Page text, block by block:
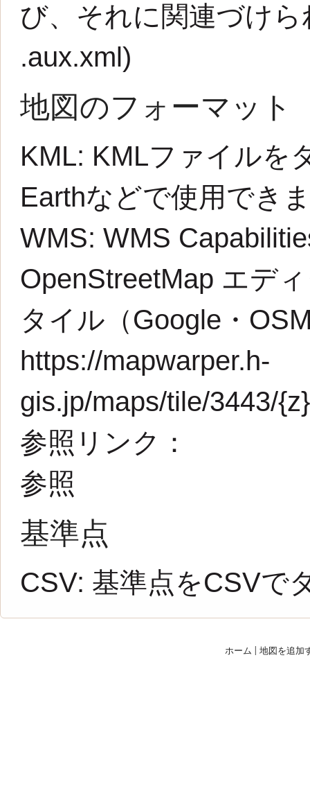
び、それに関連づけ
.aux.xml)
地図のフォーマット
KML: KMLファイルを
Earthなどで使用でき
WMS:WMS
OpenStreetMap エデ
タイル（Google・
https://mapwarper.h-
gis.jp/maps/tile/3443/
参照リンク：
参照
基準点
CSV: 基準点をCSVで
ホーム | 地図を追加